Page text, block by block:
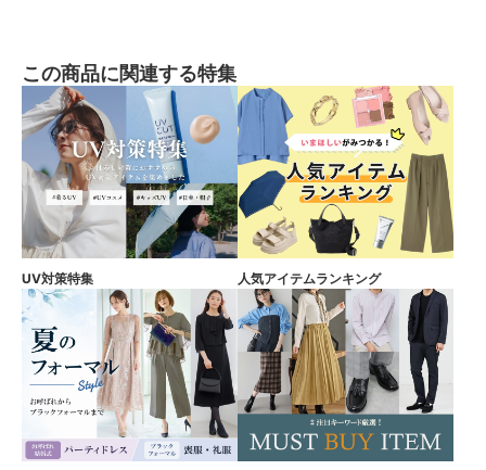
この商品に関連する特集
UV対策特集 人気アイテムランキング